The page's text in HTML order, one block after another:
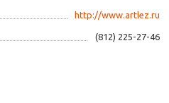
http://www.artlez.ru
(812) 225-27-46